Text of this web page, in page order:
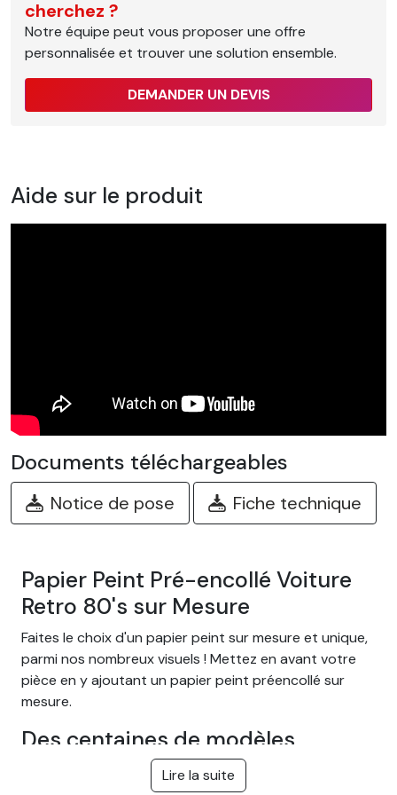
cherchez ?
Notre équipe peut vous proposer une offre
personnalisée et trouver une solution ensemble.
DEMANDER UN DEVIS
Aide sur le produit
Documents téléchargeables
Notice de pose Fiche technique
Papier Peint Pré-encollé Voiture
Retro 80's sur Mesure
Faites le choix d'un papier peint sur mesure et unique,
parmi nos nombreux visuels ! Mettez en avant votre
pièce en y ajoutant un papier peint préencollé sur
mesure.
Des centaines de modèles
Lire la suite